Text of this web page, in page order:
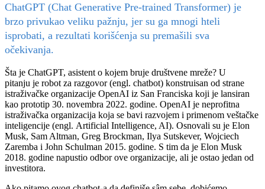
ChatGPT (Chat Generative Pre-trained Transformer) je
brzo privukao veliku pažnju, jer su ga mnogi hteli
isprobati, a rezultati korišćenja su premašili sva
očekivanja.
Šta je ChatGPT, asistent o kojem bruje društvene mreže? U
pitanju je robot za razgovor (engl. chatbot) konstruisan od strane
istraživačke organizacije OpenAI iz San Franciska koji je lansiran
kao prototip 30. novembra 2022. godine. OpenAI je neprofitna
istraživačka organizacija koja se bavi razvojem i primenom veštačke
inteligencije (engl. Artificial Intelligence, AI). Osnovali su je Elon
Musk, Sam Altman, Greg Brockman, Ilya Sutskever, Wojciech
Zaremba i John Schulman 2015. godine. S tim da je Elon Musk
2018. godine napustio odbor ove organizacije, ali je ostao jedan od
investitora.